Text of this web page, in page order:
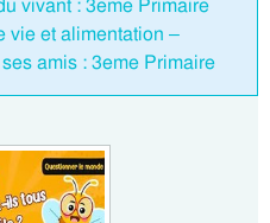
vivant : 3eme Primaire
vie et alimentation –
amis : 3eme Primaire